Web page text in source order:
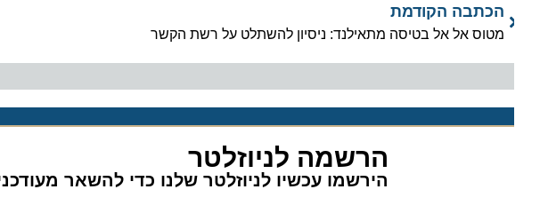
הכתבה הקודמת
מטוס אל אל בטיסה מתאילנד: ניסיון להשתלט על רשת הקשר
הרשמה לניוזלטר
הירשמו עכשיו לניוזלטר שלנו כדי להשאר מעודכנים